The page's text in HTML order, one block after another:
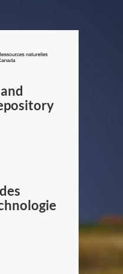
/
Canada